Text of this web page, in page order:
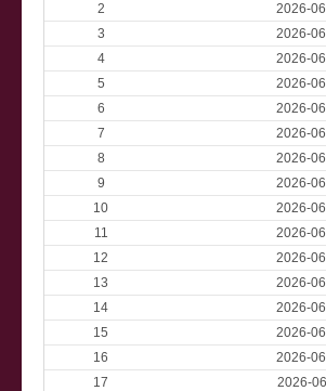
2
2026-
3
2026-
4
2026-
5
2026-
6
2026-
7
2026-
8
2026-
9
2026-
10
2026-
11
2026-
12
2026-
13
2026-
14
2026-
15
2026-
16
2026-
17
2026-